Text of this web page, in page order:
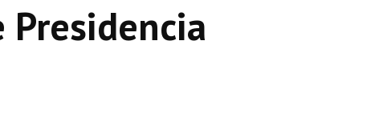
Presidencia